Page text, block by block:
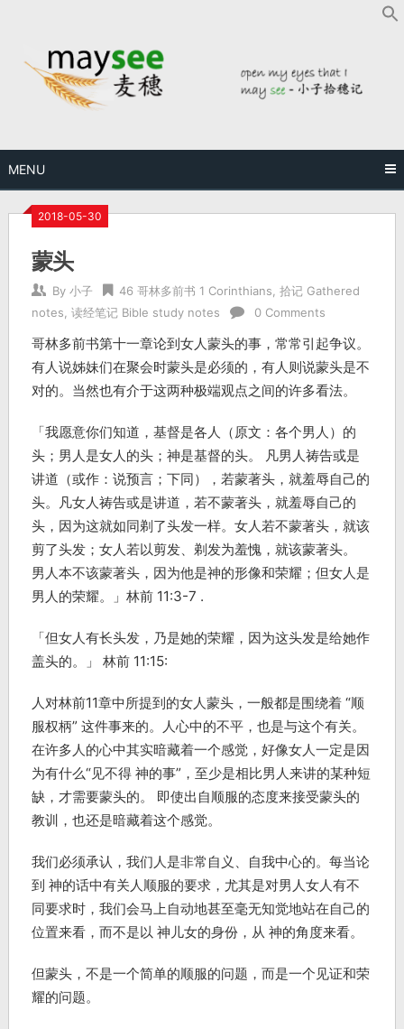
MENU
2018-05-30
蒙头
By 小子 46 哥林多前书 1 Corinthians 拾记 Gathered
notes 读经笔记 Bible study notes 0 Comments
哥林多前书第十一章论到女人蒙头的事，常常引起争议。
有人说姊妹们在聚会时蒙头是必须的，有人则说蒙头是不
对的。当然也有介于这两种极端观点之间的许多看法。
「我愿意你们知道，基督是各人（原文：各个男人）的
头；男人是女人的头；神是基督的头。 凡男人祷告或是
讲道（或作：说预言；下同），若蒙著头，就羞辱自己的
头。凡女人祷告或是讲道，若不蒙著头，就羞辱自己的
头，因为这就如同剃了头发一样。女人若不蒙著头，就该
剪了头发；女人若以剪发、剃发为羞愧，就该蒙著头。
男人本不该蒙著头，因为他是神的形像和荣耀；但女人是
男人的荣耀。」林前 11:3-7 .
「但女人有长头发，乃是她的荣耀，因为这头发是给她作
盖头的。」 林前 11:15:
人对林前11章中所提到的女人蒙头，一般都是围绕着 “顺
服权柄” 这件事来的。人心中的不平，也是与这个有关。
在许多人的心中其实暗藏着一个感觉，好像女人一定是因
为有什么“见不得 神的事”，至少是相比男人来讲的某种短
缺，才需要蒙头的。 即使出自顺服的态度来接受蒙头的
教训，也还是暗藏着这个感觉。
我们必须承认，我们人是非常自义、自我中心的。每当论
到 神的话中有关人顺服的要求，尤其是对男人女人有不
同要求时，我们会马上自动地甚至毫无知觉地站在自己的
位置来看，而不是以 神儿女的身份，从 神的角度来看。
但蒙头，不是一个简单的顺服的问题，而是一个见证和荣
耀的问题。